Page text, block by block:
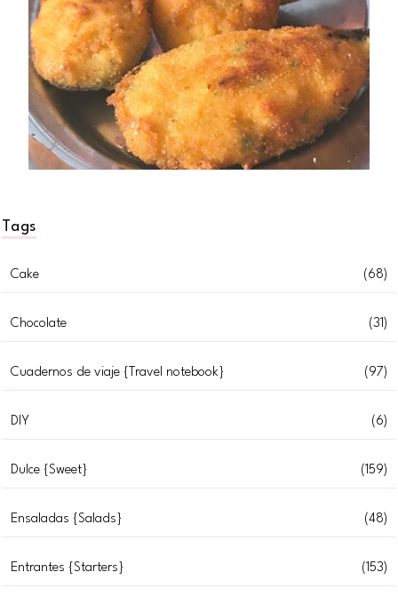
Tags
Cake (68)
Chocolate (31)
Cuadernos de viaje {Travel notebook} (97)
DIY (6)
Dulce {Sweet} (159)
Ensaladas {Salads} (48)
Entrantes {Starters} (153)